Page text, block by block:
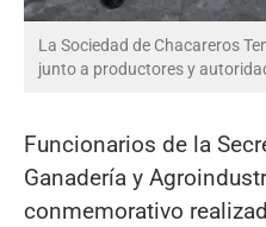
La Sociedad de Chacareros
junto a productores y
Funcionarios de la
Ganadería y
conmemorativo